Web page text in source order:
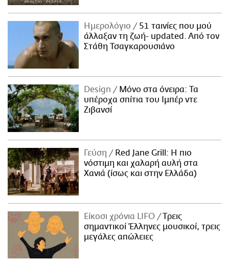
Ημερολόγιο
51 ταινίες που μού
άλλαξαν τη ζωή- updated. Aπό τον
Στάθη Τσαγκαρουσιάνο
Design
Μόνο στα όνειρα: Τα
υπέροχα σπίτια του Ιμπέρ ντε
Ζιβανσί
Γεύση
Red Jane Grill: Η πιο
νόστιμη και χαλαρή αυλή στα
Χανιά (ίσως και στην Ελλάδα)
Είκοσι χρόνια LIFO
Tρεις
σημαντικοί Έλληνες μουσικοί, τρεις
μεγάλες απώλειες